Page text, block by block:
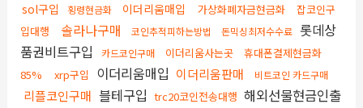
sol구입 횡령현금화 이더리움매입 가상화폐자금현금화
잡코인구
입대행
솔라나구매 코인추적피하는방법 돈믹싱최저수수료 롯데상
품권비트구입
카드코인구매 이더리움사는곳
휴대폰결제현금화
85%
xrp구입 이더리움매입 이더리움판매 비트코인 카드구매
리플코인구매 블테구입 trc20코인전송대행 해외선물현금인출